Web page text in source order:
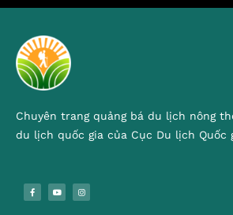
Chuyên trang quảng bá du lịch nông
du lịch quốc gia của Cục Du lịch Quốc